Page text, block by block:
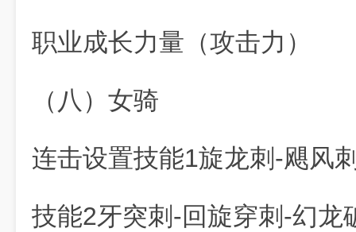
职业成长力量（攻击力）
（八）女骑
连击设置技能1旋龙刺-飓风
技能2牙突刺-回旋穿刺-幻龙